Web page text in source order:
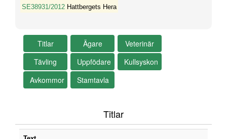
SE38931/2012 Hattbergets Hera
Titlar